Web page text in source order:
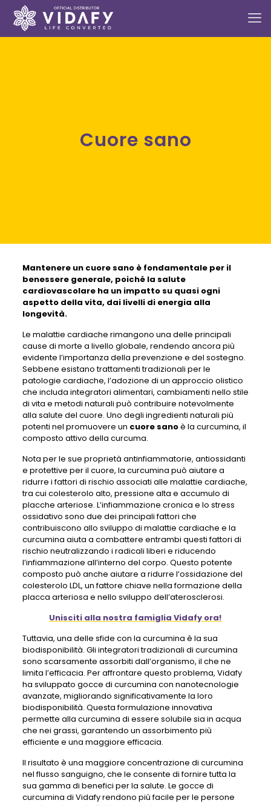
Cuore sano
Mantenere un cuore sanoè fondamentale per il
benessere generale, poiché la salute
cardiovascolare ha un impatto su quasi ogni
aspetto della vita, dai livelli di energia alla
longevità.
Le malattie cardiache rimangono una delle principali
cause di morte a livello globale, rendendo ancora più
evidente l’importanza della prevenzione e del sostegno.
Sebbene esistano trattamenti tradizionali per le
patologie cardiache, l’adozione di un approccio olistico
che includa integratori alimentari, cambiamenti nello stile
di vita e metodi naturali può contribuire notevolmente
alla salute del cuore. Uno degli ingredienti naturali più
potenti nel promuovere un cuore sanoè la curcumina, il
composto attivo della curcuma.
Nota per le sue proprietà antinfiammatorie, antiossidanti
e protettive per il cuore, la curcumina può aiutare a
ridurre i fattori di rischio associati alle malattie cardiache,
tra cui colesterolo alto, pressione alta e accumulo di
placche arteriose. L’infiammazione cronica e lo stress
ossidativo sono due dei principali fattori che
contribuiscono allo sviluppo di malattie cardiache e la
curcumina aiuta a combattere entrambi questi fattori di
rischio neutralizzando i radicali liberi e riducendo
l’infiammazione all’interno del corpo. Questo potente
composto può anche aiutare a ridurre l’ossidazione del
colesterolo LDL, un fattore chiave nella formazione della
placca arteriosa e nello sviluppo dell’aterosclerosi.
Unisciti alla nostra famiglia Vidafy ora!
Tuttavia, una delle sfide con la curcumina è la sua
biodisponibilità. Gli integratori tradizionali di curcumina
sono scarsamente assorbiti dall’organismo, il che ne
limita l’efficacia. Per affrontare questo problema, Vidafy
ha sviluppato gocce di curcumina con nanotecnologie
avanzate, migliorando significativamente la loro
biodisponibilità. Questa formulazione innovativa
permette alla curcumina di essere solubile sia in acqua
che nei grassi, garantendo un assorbimento più
efficiente e una maggiore efficacia.
Il risultato è una maggiore concentrazione di curcumina
nel flusso sanguigno, che le consente di fornire tutta la
sua gamma di benefici per la salute. Le gocce di
curcumina di Vidafy rendono più facile per le persone